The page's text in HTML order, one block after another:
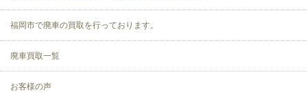
福岡市で廃車の買取を行っております。
廃車買取一覧
お客様の声